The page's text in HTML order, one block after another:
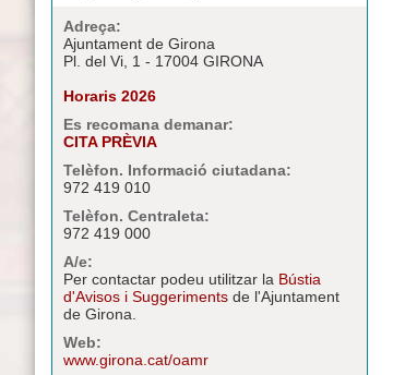
Adreça:
Ajuntament de Girona
Pl. del Vi, 1 - 17004 GIRONA
Horaris 2026
Es recomana demanar:
CITA PRÈVIA
Telèfon. Informació ciutadana:
972 419 010
Telèfon. Centraleta:
972 419 000
A/e:
Per contactar podeu utilitzar la Bústia
d'Avisos i Suggeriments de l'Ajuntament
de Girona.
Web:
www.girona.cat/oamr